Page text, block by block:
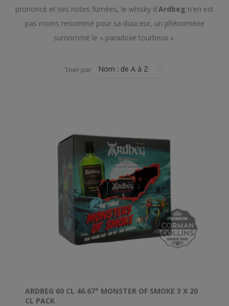
prononcé et ses notes fumées, le whisky d'Ardbeg n'en est
pas moins renommé pour sa douceur, un phénomène
surnommé le « paradoxe tourbeux ».
Trier par
ARDBEG 60 CL 46.67° MONSTER OF SMOKE 3 X 20
CL PACK